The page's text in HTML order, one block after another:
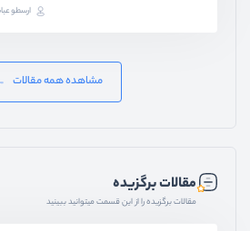
ارسطو
مشاهده همه مقالات
مقالات برگزیده
مقالات برگزیده را از این قسمت میتوانید ببینید